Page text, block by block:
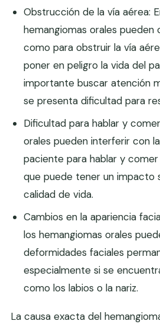
Obstrucción de la vía aérea:
hemangiomas orales
como para obstruir la vía
poner en peligro la vida del
importante buscar atención
se presenta dificultad para
Dificultad para hablar y
orales pueden interferir con
paciente para hablar y
que puede tener un impacto
calidad de vida.
Cambios en la apariencia
los hemangiomas orales
deformidades faciales
especialmente si se
como los labios o la nariz.
La causa exacta del